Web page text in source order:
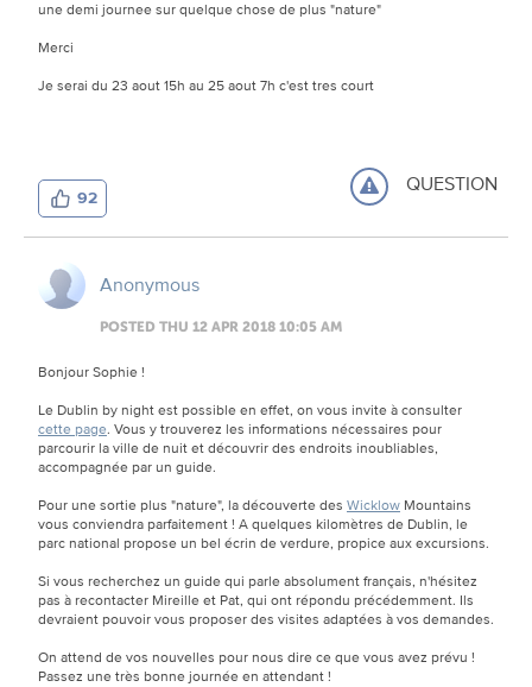
une demi journee sur quelque chose de plus "nature"
Merci
Je serai du 23 aout 15h au 25 aout 7h c'est tres court
92 QUESTION
Anonymous
POSTED THU 12 APR 2018 10:05 AM
Bonjour Sophie !
Le Dublin by night est possible en effet, on vous invite à consulter
cette page. Vous y trouverez les informations nécessaires pour
parcourir la ville de nuit et découvrir des endroits inoubliables,
accompagnée par un guide.
Pour une sortie plus "nature", la découverte des Wicklow Mountains
vous conviendra parfaitement ! A quelques kilomètres de Dublin, le
parc national propose un bel écrin de verdure, propice aux excursions.
Si vous recherchez un guide qui parle absolument français, n'hésitez
pas à recontacter Mireille et Pat, qui ont répondu précédemment. Ils
devraient pouvoir vous proposer des visites adaptées à vos demandes.
On attend de vos nouvelles pour nous dire ce que vous avez prévu !
Passez une très bonne journée en attendant !